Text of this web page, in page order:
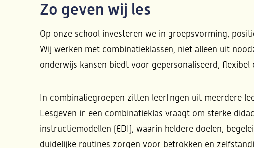
Zo geven wij les
Op onze school investeren we in groepsvorming,
Wij werken met combinatieklassen, niet alleen uit
onderwijs kansen biedt voor gepersonaliseerd, flexibel
In combinatiegroepen zitten leerlingen uit meerdere
Lesgeven in een combinatieklas vraagt om sterke
instructiemodellen (EDI), waarin heldere doelen,
duidelijke routines zorgen voor betrokken en